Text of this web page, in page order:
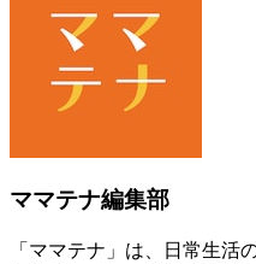
ママテナ編集部
「ママテナ」は、日常生